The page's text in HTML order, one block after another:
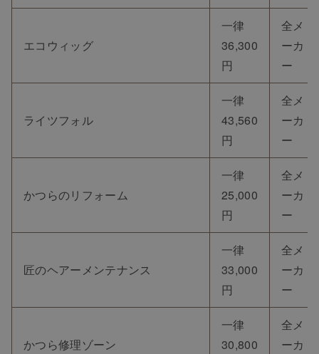
エコウィッグ
一律
36,300
円
全メ
ーカ
ー
ライツフォル
一律
43,560
円
全メ
ーカ
ー
かつらのリフォーム
一律
25,000
円
全メ
ーカ
ー
匠のヘアーメンテナンス
一律
33,000
円
全メ
ーカ
ー
かつら修理ゾーン
一律
30,800
全メ
ーカ